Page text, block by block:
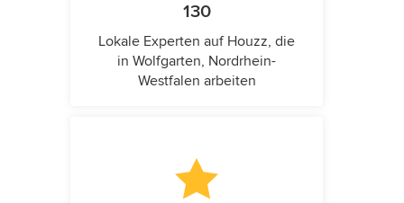
130
Lokale Experten auf Houzz, die
in Wolfgarten, Nordrhein-
Westfalen arbeiten